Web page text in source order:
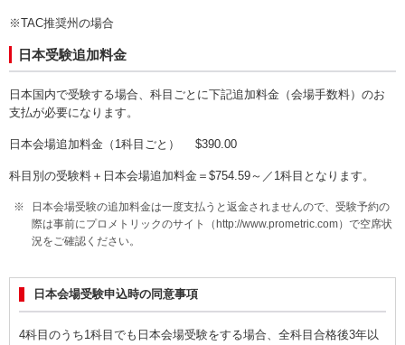
※TAC推奨州の場合
日本受験追加料金
日本国内で受験する場合、科目ごとに下記追加料金（会場手数料）のお
支払が必要になります。
日本会場追加料金（1科目ごと） $390.00
科目別の受験料＋日本会場追加料金＝$754.59～／1科目となります。
日本会場受験の追加料金は一度支払うと返金されませんので、受験予約の
際は事前にプロメトリックのサイト（http://www.prometric.com）で空席状
況をご確認ください。
日本会場受験申込時の同意事項
4科目のうち1科目でも日本会場受験をする場合、全科目合格後3年以